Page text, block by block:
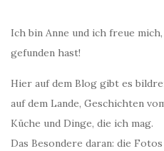
Ich bin Anne und ich freue
gefunden hast!
Hier auf dem Blog gibt es
auf dem Lande, Geschichten
Küche und Dinge, die ich mag.
Das Besondere daran: die